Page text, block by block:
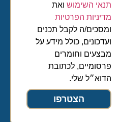
תנאי השימושואת
מדיניות הפרטיות
ומסכים/ה לקבל תכנים
ועדכונים, כולל מידע על
מבצעים וחומרים
פרסומיים, לכתובת
הדוא״ל שלי.
הצטרפו